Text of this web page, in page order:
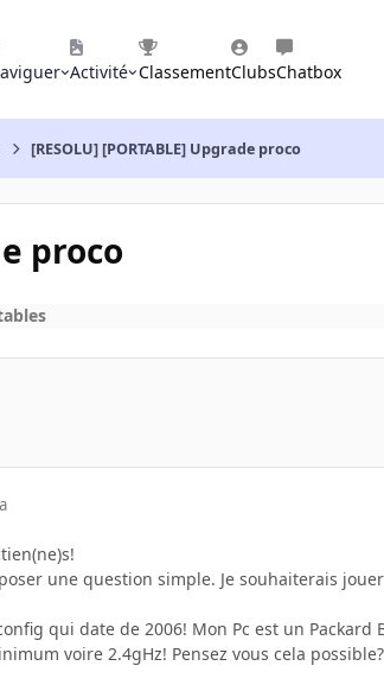
Activité ClassementClubsChatbox
[RESOLU] [PORTABLE] Upgrade proco
proco
une question simple. Je souhaiterais
qui date de 2006! Mon Pc est un
voire 2.4gHz! Pensez vous cela possible?